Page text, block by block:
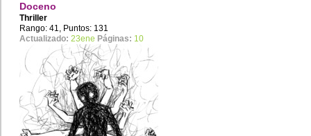
Doceno
Thriller
Rango: 41, Puntos: 131
Actualizado: 23ene Páginas: 10